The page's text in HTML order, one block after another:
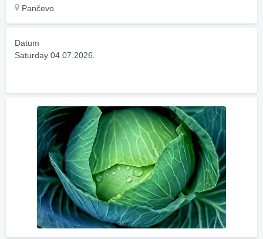
Pančevo
Datum
Saturday 04.07.2026.